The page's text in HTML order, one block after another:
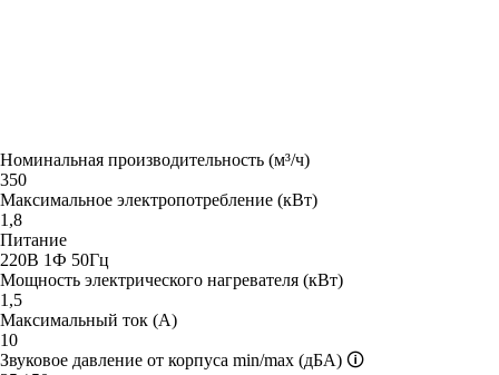
Номинальная производительность (м³/ч)
350
Максимальное электропотребление (кВт)
1,8
Питание
220В 1Ф 50Гц
Мощность электрического нагревателя (кВт)
1,5
Максимальный ток (А)
10
Звуковое давление от корпуса min/max (дБА) 🛈